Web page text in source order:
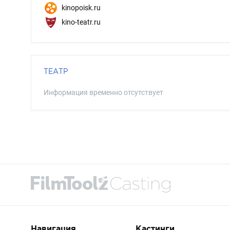
kinopoisk.ru
kino-teatr.ru
ТЕАТР
Информация временно отсутствует